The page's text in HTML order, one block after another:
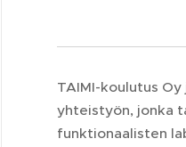
TAIMI-koulutus Oy
yhteistyön, jonka
funktionaalisten